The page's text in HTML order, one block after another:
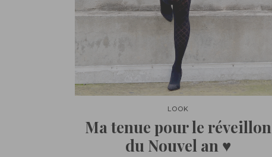
LOOK
Ma tenue pour le réveillon
du Nouvel an ♥